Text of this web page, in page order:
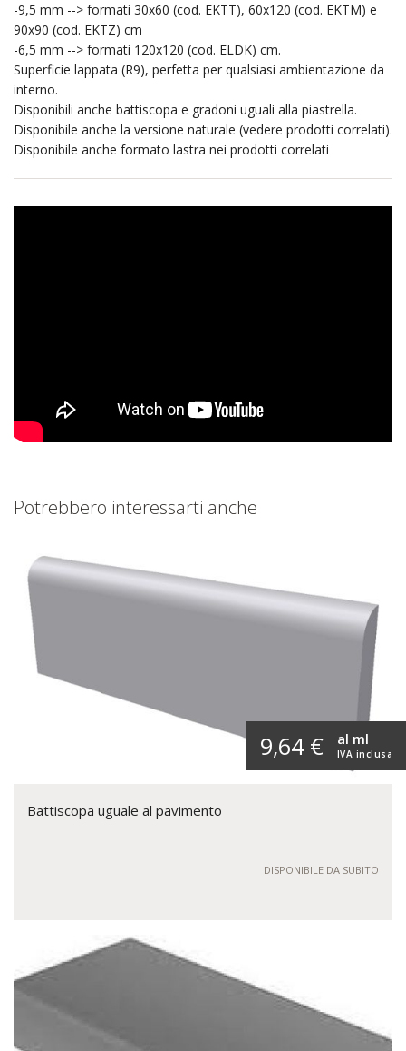
-9,5 mm --> formati 30x60 (cod. EKTT), 60x120 (cod. EKTM) e
90x90 (cod. EKTZ) cm
-6,5 mm --> formati 120x120 (cod. ELDK) cm.
Superficie lappata (R9), perfetta per qualsiasi ambientazione da
interno.
Disponibili anche battiscopa e gradoni uguali alla piastrella.
Disponibile anche la versione naturale (vedere prodotti correlati).
Disponibile anche formato lastra nei prodotti correlati
Potrebbero interessarti anche
9,64 € IVA inclusa
al ml
Battiscopa uguale al pavimento
DISPONIBILE DA SUBITO